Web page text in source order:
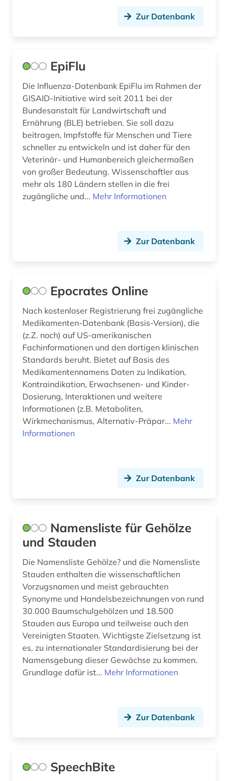
arzneimittelrezeptor (1)
arzneimittelsicherheit (1)
arzneimittelwechselwirkung (1)
arzneimittelzulassung (1)
arzneipflanzen (1)
arzneistoffe (2)
asien-pazifik (1)
astronomie (3)
astrophysik (1)
asyl (2)
atlas (13)
atmosphäre (1)
attentat (1)
aufgabensammlung (10)
auflagenhöhe (1)
aufmaß (1)
aufsatzsammlung (2)
aufsätze (1)
august wilhelm iffland (1)
auktion (1)
auktionshaus (2)
ausbau (1)
Zur Datenbank
EpiFlu
Die Influenza-Datenbank EpiFlu im Rahmen der
GISAID-Initiative wird seit 2011 bei der
Bundesanstalt für Landwirtschaft und
Ernährung (BLE) betrieben. Sie soll dazu
beitragen, Impfstoffe für Menschen und Tiere
schneller zu entwickeln und ist daher für den
Veterinär- und Humanbereich gleichermaßen
von großer Bedeutung. Wissenschaftler aus
mehr als 180 Ländern stellen in die frei
zugängliche und... Mehr Informationen
Zur Datenbank
Epocrates Online
Nach kostenloser Registrierung frei zugängliche
Medikamenten-Datenbank (Basis-Version), die
(z.Z. noch) auf US-amerikanischen
Fachinformationen und den dortigen klinischen
Standards beruht. Bietet auf Basis des
Medikamentennamens Daten zu Indikation,
Kontraindikation, Erwachsenen- und Kinder-
Dosierung, Interaktionen und weitere
Informationen (z.B. Metaboliten,
Wirkmechanismus, Alternativ-Präpar... Mehr
Informationen
Zur Datenbank
Namensliste für Gehölze
und Stauden
Die Namensliste Gehölze? und die Namensliste
Stauden enthalten die wissenschaftlichen
Vorzugsnamen und meist gebrauchten
Synonyme und Handelsbezeichnungen von rund
30.000 Baumschulgehölzen und 18.500
Stauden aus Europa und teilweise auch den
Vereinigten Staaten. Wichtigste Zielsetzung ist
es, zu internationaler Standardisierung bei der
Namensgebung dieser Gewächse zu kommen.
Grundlage dafür ist... Mehr Informationen
Zur Datenbank
SpeechBite